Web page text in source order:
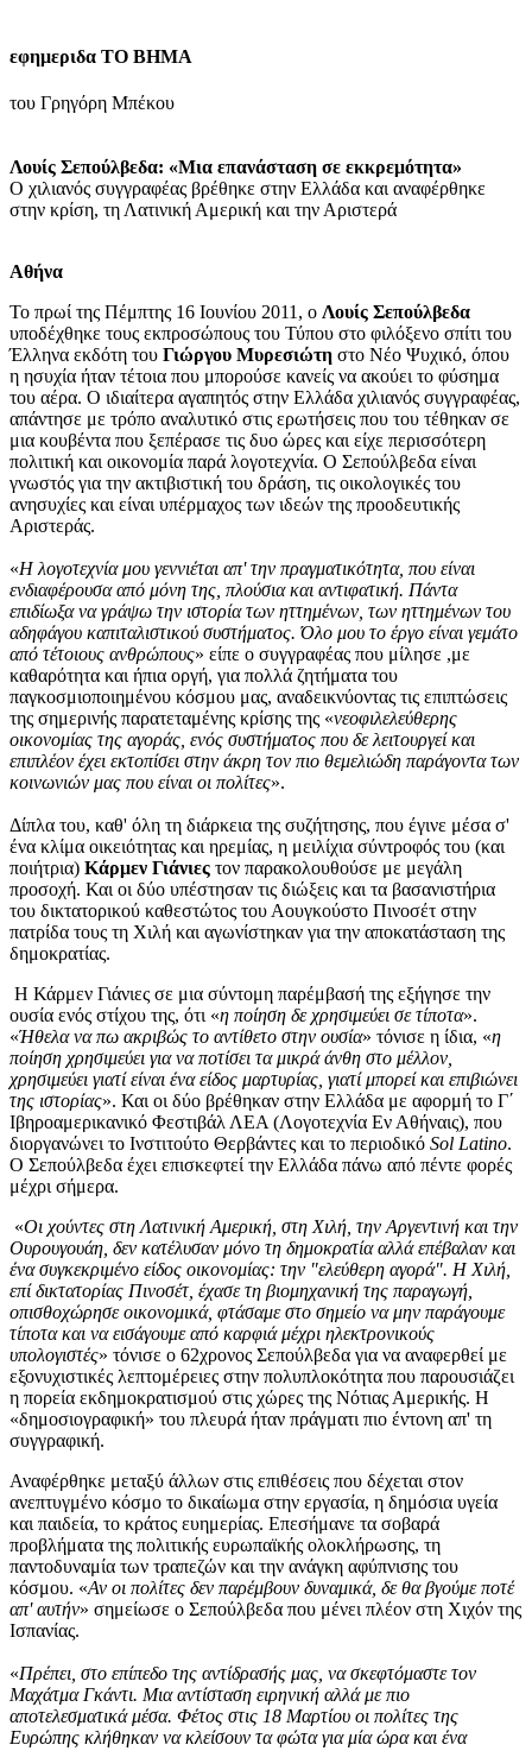
εφημεριδα ΤΟ ΒΗΜΑ
του Γρηγόρη Μπέκου
Λουίς Σεπούλβεδα: «Μια επανάσταση σε εκκρεμότητα»
Ο χιλιανός συγγραφέας βρέθηκε στην Ελλάδα και αναφέρθηκε
στην κρίση, τη Λατινική Αμερική και την Αριστερά
Αθήνα
Το πρωί της Πέμπτης 16 Ιουνίου 2011, ο Λουίς Σεπούλβεδα
υποδέχθηκε τους εκπροσώπους του Τύπου στο φιλόξενο σπίτι του
Έλληνα εκδότη του Γιώργου Μυρεσιώτη στο Νέο Ψυχικό, όπου
η ησυχία ήταν τέτοια που μπορούσε κανείς να ακούει το φύσημα
του αέρα. Ο ιδιαίτερα αγαπητός στην Ελλάδα χιλιανός συγγραφέας,
απάντησε με τρόπο αναλυτικό στις ερωτήσεις που του τέθηκαν σε
μια κουβέντα που ξεπέρασε τις δυο ώρες και είχε περισσότερη
πολιτική και οικονομία παρά λογοτεχνία. Ο Σεπούλβεδα είναι
γνωστός για την ακτιβιστική του δράση, τις οικολογικές του
ανησυχίες και είναι υπέρμαχος των ιδεών της προοδευτικής
Αριστεράς.
«Η λογοτεχνία μου γεννιέται απ' την πραγματικότητα, που είναι
ενδιαφέρουσα από μόνη της, πλούσια και αντιφατική. Πάντα
επιδίωξα να γράψω την ιστορία των ηττημένων, των ηττημένων του
αδηφάγου καπιταλιστικού συστήματος. Όλο μου το έργο είναι γεμάτο
από τέτοιους ανθρώπους» είπε ο συγγραφέας που μίλησε ,με
καθαρότητα και ήπια οργή, για πολλά ζητήματα του
παγκοσμιοποιημένου κόσμου μας, αναδεικνύοντας τις επιπτώσεις
της σημερινής παρατεταμένης κρίσης της «νεοφιλελεύθερης
οικονομίας της αγοράς, ενός συστήματος που δε λειτουργεί και
επιπλέον έχει εκτοπίσει στην άκρη τον πιο θεμελιώδη παράγοντα των
κοινωνιών μας που είναι οι πολίτες».
Δίπλα του, καθ' όλη τη διάρκεια της συζήτησης, που έγινε μέσα σ'
ένα κλίμα οικειότητας και ηρεμίας, η μειλίχια σύντροφός του (και
ποιήτρια) Κάρμεν Γιάνιες τον παρακολουθούσε με μεγάλη
προσοχή. Και οι δύο υπέστησαν τις διώξεις και τα βασανιστήρια
του δικτατορικού καθεστώτος του Αουγκούστο Πινοσέτ στην
πατρίδα τους τη Χιλή και αγωνίστηκαν για την αποκατάσταση της
δημοκρατίας.
Η Κάρμεν Γιάνιες σε μια σύντομη παρέμβασή της εξήγησε την
ουσία ενός στίχου της, ότι «η ποίηση δε χρησιμεύει σε τίποτα».
«Ήθελα να πω ακριβώς το αντίθετο στην ουσία» τόνισε η ίδια, «η
ποίηση χρησιμεύει για να ποτίσει τα μικρά άνθη στο μέλλον,
χρησιμεύει γιατί είναι ένα είδος μαρτυρίας, γιατί μπορεί και επιβιώνει
της ιστορίας». Και οι δύο βρέθηκαν στην Ελλάδα με αφορμή το Γ΄
Ιβηροαμερικανικό Φεστιβάλ ΛΕΑ (Λογοτεχνία Εν Αθήναις), που
διοργανώνει το Ινστιτούτο Θερβάντες και το περιοδικό Sol Latino.
Ο Σεπούλβεδα έχει επισκεφτεί την Ελλάδα πάνω από πέντε φορές
μέχρι σήμερα.
«Οι χούντες στη Λατινική Αμερική, στη Χιλή, την Αργεντινή και την
Ουρουγουάη, δεν κατέλυσαν μόνο τη δημοκρατία αλλά επέβαλαν και
ένα συγκεκριμένο είδος οικονομίας: την "ελεύθερη αγορά". Η Χιλή,
επί δικτατορίας Πινοσέτ, έχασε τη βιομηχανική της παραγωγή,
οπισθοχώρησε οικονομικά, φτάσαμε στο σημείο να μην παράγουμε
τίποτα και να εισάγουμε από καρφιά μέχρι ηλεκτρονικούς
υπολογιστές» τόνισε ο 62χρονος Σεπούλβεδα για να αναφερθεί με
εξονυχιστικές λεπτομέρειες στην πολυπλοκότητα που παρουσιάζει
η πορεία εκδημοκρατισμού στις χώρες της Νότιας Αμερικής. Η
«δημοσιογραφική» του πλευρά ήταν πράγματι πιο έντονη απ' τη
συγγραφική.
Αναφέρθηκε μεταξύ άλλων στις επιθέσεις που δέχεται στον
ανεπτυγμένο κόσμο το δικαίωμα στην εργασία, η δημόσια υγεία
και παιδεία, το κράτος ευημερίας. Επεσήμανε τα σοβαρά
προβλήματα της πολιτικής ευρωπαϊκής ολοκλήρωσης, τη
παντοδυναμία των τραπεζών και την ανάγκη αφύπνισης του
κόσμου. «Αν οι πολίτες δεν παρέμβουν δυναμικά, δε θα βγούμε ποτέ
απ' αυτήν» σημείωσε ο Σεπούλβεδα που μένει πλέον στη Χιχόν της
Ισπανίας.
«Πρέπει, στο επίπεδο της αντίδρασής μας, να σκεφτόμαστε τον
Μαχάτμα Γκάντι. Μια αντίσταση ειρηνική αλλά με πιο
αποτελεσματικά μέσα. Φέτος στις 18 Μαρτίου οι πολίτες της
Ευρώπης κλήθηκαν να κλείσουν τα φώτα για μία ώρα και ένα